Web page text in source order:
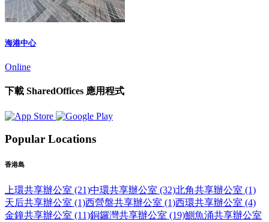
海港中心
Online
下載 SharedOffices 應用程式
Popular Locations
香港島
上環共享辦公室 (21)中環共享辦公室 (32)北角共享辦公室 (1)
天后共享辦公室 (1)西營盤共享辦公室 (1)西環共享辦公室 (4)
金鐘共享辦公室 (11)銅鑼灣共享辦公室 (19)鰂魚涌共享辦公室